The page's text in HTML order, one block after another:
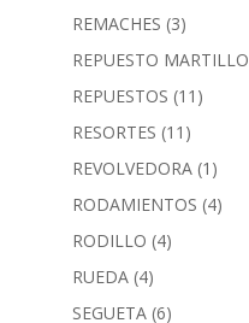
REMACHES (3)
REPUESTO MARTILLO
REPUESTOS (11)
RESORTES (11)
REVOLVEDORA (1)
RODAMIENTOS (4)
RODILLO (4)
RUEDA (4)
SEGUETA (6)